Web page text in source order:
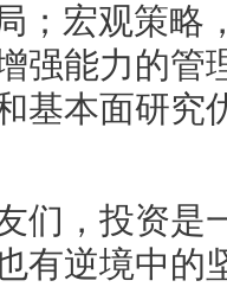
；宏观策略
强能力的管
基本面研究
们，投资是
有逆境中的